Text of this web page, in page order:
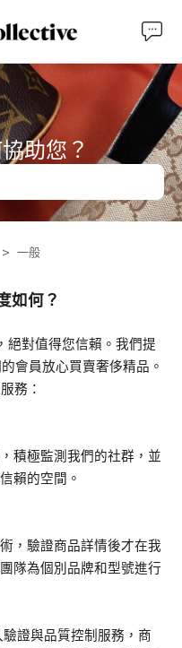
助您？
一般
如何？
絕對值得您信賴。我們提
會員放心買賣奢侈精品。
務：
積極監測我們的社群，並
賴的空間。
，驗證商品詳情後才在我
隊為個別品牌和型號進行
證與品質控制服務，商